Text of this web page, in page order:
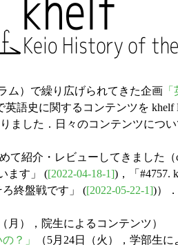
ム）で繰り広げられてきた企画
語史に関するコンテンツを
ました．日々のコンテンツに
紹介・レビューしてきました
ます」 ([2022-04-18-1])，「#4757.
ろ終盤戦です」 ([2022-05-22-1])）
月），院生によるコンテンツ）
？」
（5月24日（火），学部生に